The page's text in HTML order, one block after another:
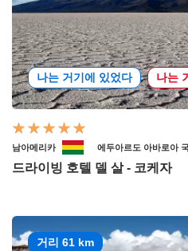
나는 거기에 있었다 나는
남아메리카 에두아르도 아바로아
드라이빙 호텔 델 살 - 코케자
거리 61 km